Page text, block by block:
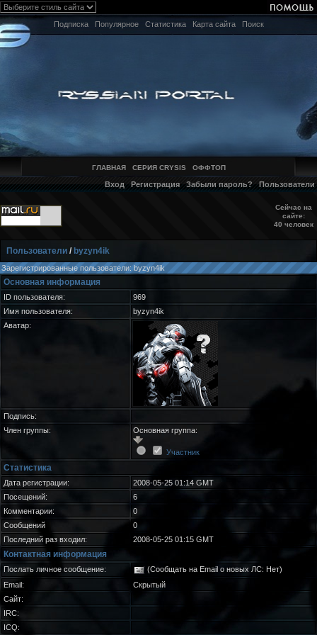
Подписка Популярное Статистика Карта сайта Поиск
ГЛАВНАЯ СЕРИЯ CRYSIS ОФФТОП
Вход Регистрация Забыли пароль? Пользователи
Сейчас на
сайте:
40 человек
Пользователи / byzyn4ik
Зарегистрированные пользователи: byzyn4ik
Основная информация
ID пользователя:
969
Имя пользователя:
byzyn4ik
Аватар:
Подпись:
Член группы:
Основная группа:
Участник
Статистика
Дата регистрации:
2008-05-25 01:14 GMT
Посещений:
6
Комментарии:
0
Сообщений
0
Последний раз входил:
2008-05-25 01:15 GMT
Контактная информация
Послать личное сообщение:
(Сообщать на Email о новых ЛС: Нет)
Email:
Скрытый
Сайт:
IRC:
ICQ: